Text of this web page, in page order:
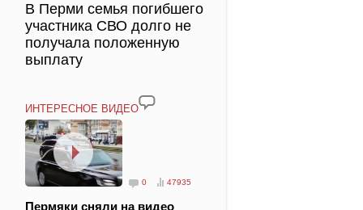
В Перми семья погибшего
участника СВО долго не
получала положенную
выплату
ИНТЕРЕСНОЕ ВИДЕО
0 47935
Пермяки сняли на видео